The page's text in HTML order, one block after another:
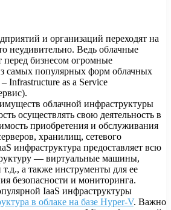
и организаций переходят на
неудивительно. Ведь облачные
бизнесом огромные
самых популярных форм облачных
Infrastructure as a Service
облачной инфраструктуры
осуществлять свою деятельность в
приобретения и обслуживания
хранилищ, сетевого
инфраструктура предоставляет всю
— виртуальные машины,
а также инструменты для ее
безопасности и мониторинга.
IaaS инфраструктуры
в облаке на базе Hyper-V. Важно